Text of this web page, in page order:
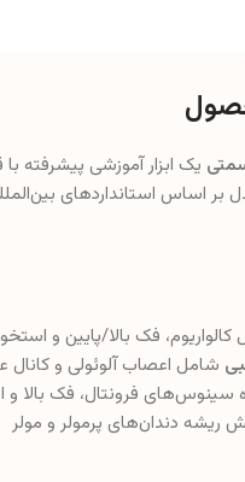
یک ابزار آموزشی پیشرفته
اساس استانداردهای
فک بالا/پایین و
شامل اعصاب آلوئولی و
سینوس‌های فرونتال، فک بالا و
ریشه دندان‌های پرمولر و مولر